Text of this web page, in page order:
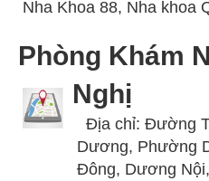
Nha Khoa 88, Nha khoa
Phòng Khám
Nghị
Địa chỉ: Đường
Dương, Phường
Đông, Dương